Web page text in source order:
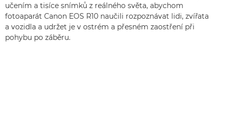
učením a tisíce snímků z reálného světa, abychom
fotoaparát Canon EOS R10 naučili rozpoznávat lidi, zvířata
a vozidla a udržet je v ostrém a přesném zaostření při
pohybu po záběru.